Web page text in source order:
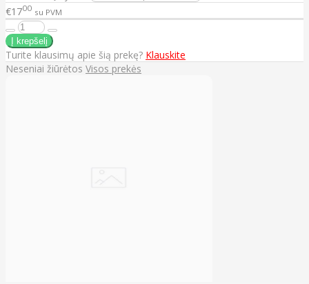
€1700 su PVM
Turite klausimų apie šią prekę? Klauskite
Neseniai žiūrėtos Visos prekės